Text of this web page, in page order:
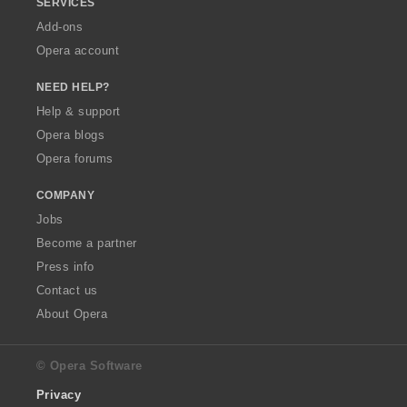
SERVICES
Add-ons
Opera account
NEED HELP?
Help & support
Opera blogs
Opera forums
COMPANY
Jobs
Become a partner
Press info
Contact us
About Opera
© Opera Software
Privacy